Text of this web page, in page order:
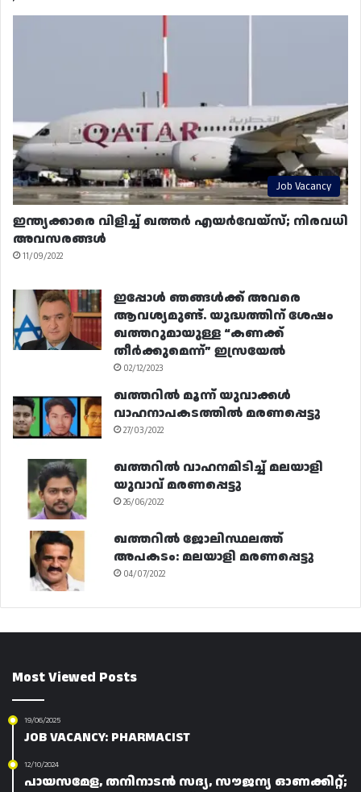
Job Vacancy
ഇന്ത്യക്കാരെ വിളിച്ച് ഖത്തർ എയർവേയ്‌സ്; നിരവധി
അവസരങ്ങൾ
11/09/2022
ഇപ്പോൾ ഞങ്ങൾക്ക് അവരെ
ആവശ്യമുണ്ട്. യുദ്ധത്തിന് ശേഷം
ഖത്തറുമായുള്ള “കണക്ക്
തീർക്കുമെന്ന്” ഇസ്രയേൽ
02/12/2023
ഖത്തറിൽ മൂന്ന് യുവാക്കൾ
വാഹനാപകടത്തിൽ മരണപ്പെട്ടു
27/03/2022
ഖത്തറിൽ വാഹനമിടിച്ച് മലയാളി
യുവാവ് മരണപ്പെട്ടു
26/06/2022
ഖത്തറിൽ ജോലിസ്ഥലത്ത്
അപകടം: മലയാളി മരണപ്പെട്ടു
04/07/2022
Most Viewed Posts
19/06/2025
JOB VACANCY: PHARMACIST
12/10/2024
പായസമേള, തനിനാടൻ സദ്യ, സൗജന്യ ഓണക്കിറ്റ്;